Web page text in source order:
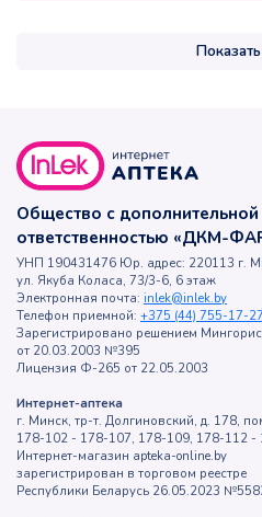
Общество с дополнительной
ответственностью «ДКМ-
УНП 190431476 Юр. адрес: 220113 г.
ул. Якуба Коласа, 73/3-6, 6 этаж
Электронная почта: inlek@inlek.by
Телефон приемной: +375 (44) 755-17-27
Зарегистрировано решением
от 20.03.2003 №395
Лицензия Ф-265 от 22.05.2003
Интернет-аптека
г. Минск, тр-т. Долгиновский, д. 178,
178-102 - 178-107, 178-109, 178-112 -
Интернет-магазин apteka-online.by
зарегистрирован в торговом реестре
Республики Беларусь 26.05.2023